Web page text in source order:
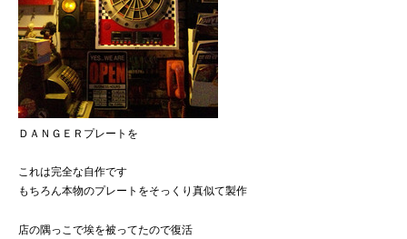
ＤＡＮＧＥＲプレートを
これは完全な自作です
もちろん本物のプレートをそっくり真似て製作
店の隅っこで埃を被ってたので復活